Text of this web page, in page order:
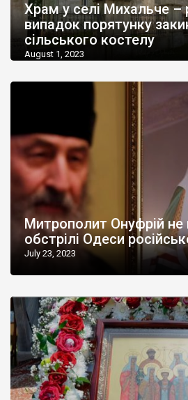
Храм у селі Михальче –
випадок порятунку
сільського костелу
August 1, 2023
Митрополит Онуфрій не
обстрілі Одеси
July 23, 2023